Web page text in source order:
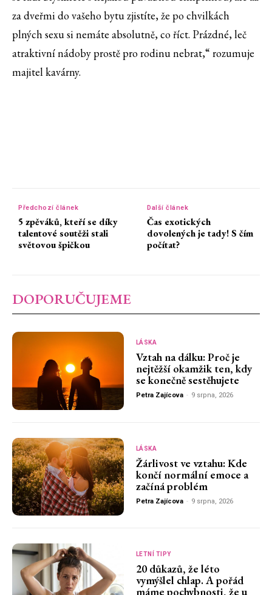
za dveřmi do vašeho bytu zjistíte, že po chvilkách
plných sexu si nemáte absolutně, co říct. Prázdné, leč
atraktivní nádoby prostě pro rodinu nebrat,“ rozumuje
majitel kavárny.
Předchozí článek
5 zpěváků, kteří se díky
talentové soutěži stali
světovou špičkou
Další článek
Čas exotických
dovolených je tady! S čím
počítat?
DOPORUČUJEME
LÁSKA
Vztah na dálku: Proč je
nejtěžší okamžik ten, kdy
se konečně sestěhujete
Petra Zajícova - 9 srpna, 2026
LÁSKA
Žárlivost ve vztahu: Kde
končí normální emoce a
začíná problém
Petra Zajícova - 9 srpna, 2026
LETNÍ TIPY
20 důkazů, že léto
vymýšlel chlap. A pořád
máme pochybnosti, že u